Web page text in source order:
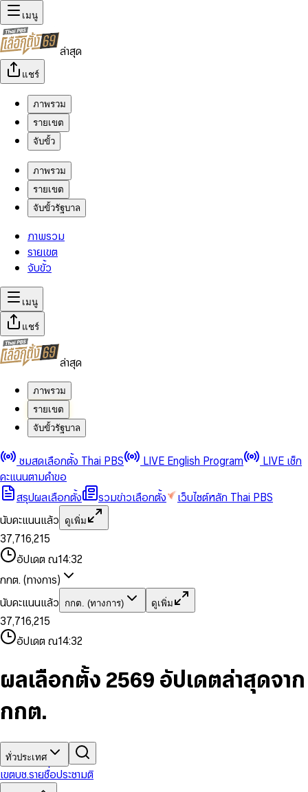
เมนู
ล่าสุด
แชร์
ภาพรวม
รายเขต
จับขั้ว
ภาพรวม
รายเขต
จับขั้วรัฐบาล
ภาพรวม
รายเขต
จับขั้ว
เมนู
แชร์
ล่าสุด
ภาพรวม
รายเขต
จับขั้วรัฐบาล
ชมสดเลือกตั้ง Thai PBS LIVE English Program
LIVE เช็ก
คะแนนตามคำขอ
สรุปผลเลือกตั้ง
รวมข่าวเลือกตั้ง
เว็บไซต์หลัก Thai PBS
นับคะแนนแล้ว
ดูเพิ่ม
0
1
2
3
4
5
6
8
9
0
1
2
3
4
5
6
7
8
9
,
0
1
2
4
6
7
8
9
0
1
2
3
4
5
6
7
8
9
0
1
3
5
6
7
8
9
,
1
2
4
5
7
8
9
0
1
3
4
6
7
8
9
0
2
3
4
5
7
8
อัปเดต ณ14:32
กกต. (ทางการ)
นับคะแนนแล้ว
กกต. (ทางการ) ดูเพิ่ม
0
1
2
3
4
5
7
8
0
1
2
4
5
6
7
8
9
,
0
1
2
4
6
7
8
9
0
1
2
3
5
6
8
9
0
1
3
5
6
7
8
,
1
2
4
6
7
9
0
1
3
5
6
8
9
0
2
3
4
5
7
9
อัปเดต ณ14:32
ผลเลือกตั้ง 2569 อัปเดตล่าสุดจาก
กกต.
ทั่วประเทศ
เขตบช.รายชื่อประชามติ